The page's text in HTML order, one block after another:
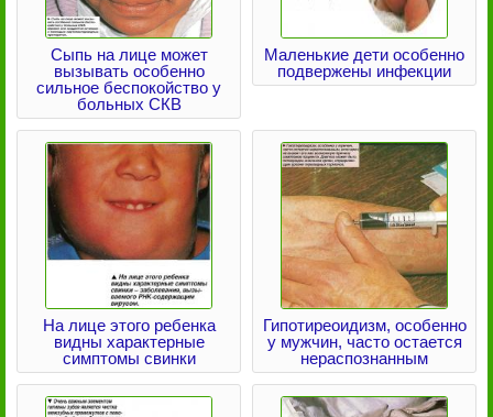
Сыпь на лице может
вызывать особенно
сильное беспокойство у
больных СКВ
Маленькие дети особенно
подвержены инфекции
На лице этого ребенка
видны характерные
симптомы свинки
Гипотиреоидизм, особенно
у мужчин, часто остается
нераспознанным